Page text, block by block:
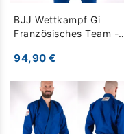
BJJ Wettkampf Gi
Französisches Team -
94,90 €